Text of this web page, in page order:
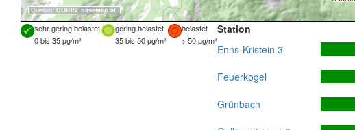
Quellen: DORIS, basemap.at
sehr gering belastet gering belastet
belastet
0 bis 35 µg/m³
35 bis 50 µg/m³ > 50 µg/m³
Station
Enns-Kristein 3
Feuerkogel
Grünbach